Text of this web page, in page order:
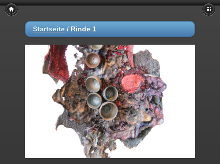
Startseite / Rinde 1